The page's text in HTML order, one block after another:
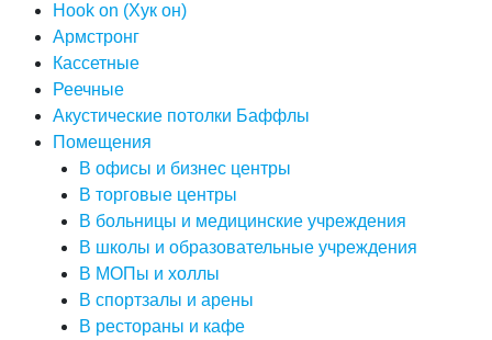
Hook on (Хук он)
Армстронг
Кассетные
Реечные
Акустические потолки Баффлы
Помещения
В офисы и бизнес центры
В торговые центры
В больницы и медицинские учреждения
В школы и образовательные учреждения
В МОПы и холлы
В спортзалы и арены
В рестораны и кафе